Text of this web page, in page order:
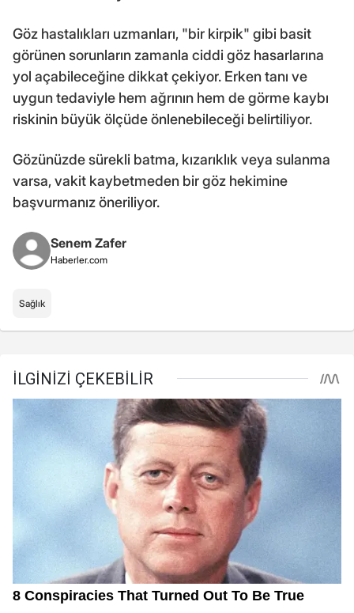
Göz hastalıkları uzmanları, "bir kirpik" gibi basit
görünen sorunların zamanla ciddi göz hasarlarına
yol açabileceğine dikkat çekiyor. Erken tanı ve
uygun tedaviyle hem ağrının hem de görme kaybı
riskinin büyük ölçüde önlenebileceği belirtiliyor.
Gözünüzde sürekli batma, kızarıklık veya sulanma
varsa, vakit kaybetmeden bir göz hekimine
başvurmanız öneriliyor.
Senem Zafer
Haberler.com
Sağlık